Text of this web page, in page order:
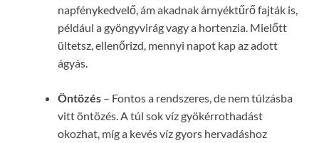
napfénykedvelő, ám akadnak árnyéktűrő fajták is,
például a gyöngyvirág vagy a hortenzia. Mielőtt
ültetsz, ellenőrizd, mennyi napot kap az adott
ágyás.
Öntözés – Fontos a rendszeres, de nem túlzásba
vitt öntözés. A túl sok víz gyökérrothadást
okozhat, míg a kevés víz gyors hervadáshoz